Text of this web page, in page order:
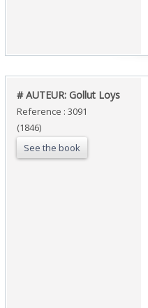
‎# AUTEUR: Gollut Loys‎
Reference : 3091
(1846)
See the book